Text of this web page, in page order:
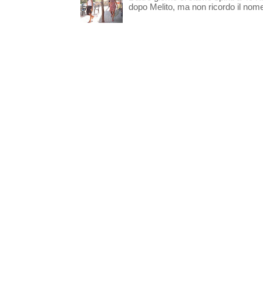
dopo Melito, ma non ricordo il